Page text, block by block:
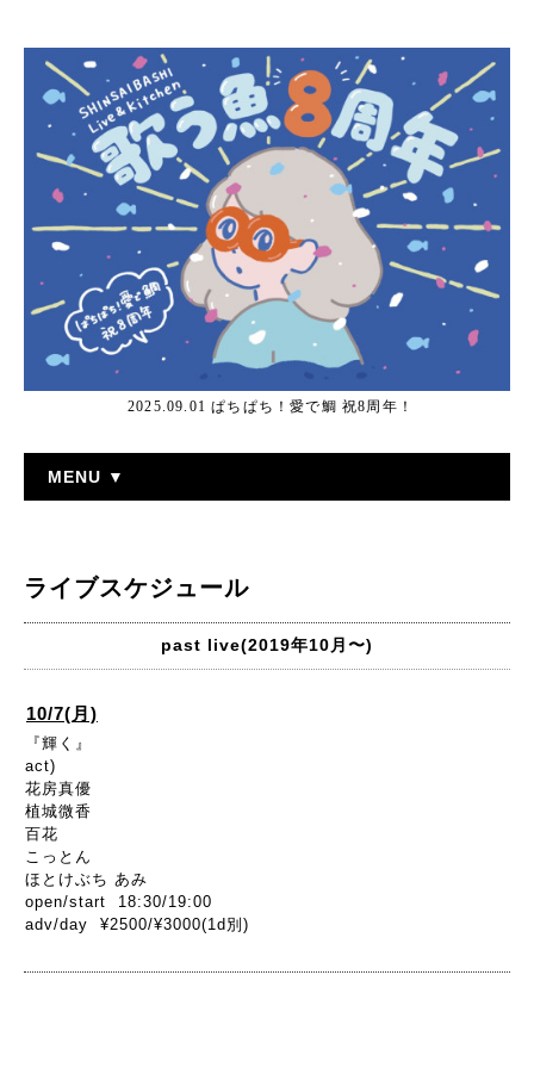
2025.09.01 ぱちぱち！愛で鯛 祝8周年！
MENU ▼
ライブスケジュール
past live(2019年10月〜)
10/7(月)
『輝く』
act)
花房真優
植城微香
百花
こっとん
ほとけぶち あみ
open/start 18:30/19:00
adv/day ¥2500/¥3000(1d別)